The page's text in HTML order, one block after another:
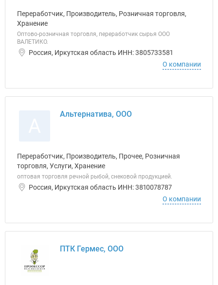
Переработчик, Производитель, Розничная торговля,
Хранение
Оптово-розничная торговля, переработчик сырья ООО
ВАЛЕТИКО.
Россия, Иркутская область ИНН: 3805733581
О компании
Альтернатива, ООО
Переработчик, Производитель, Прочее, Розничная
торговля, Услуги, Хранение
оптовая торговля речной рыбой, снековой продукцией.
Россия, Иркутская область ИНН: 3810078787
О компании
ПТК Гермес, ООО